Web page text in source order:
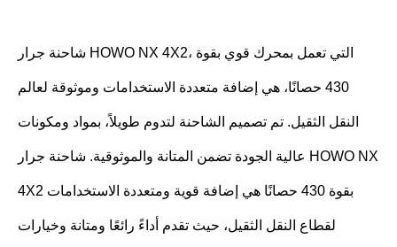
شاحنة جرار HOWO NX 4X2، التي تعمل بمحرك قوي بقوة
430 حصانًا، هي إضافة متعددة الاستخدامات وموثوقة لعالم
النقل الثقيل. تم تصميم الشاحنة لتدوم طويلاً، بمواد ومكونات
عالية الجودة تضمن المتانة والموثوقية. شاحنة جرار HOWO NX
4X2 بقوة 430 حصانًا هي إضافة قوية ومتعددة الاستخدامات
لقطاع النقل الثقيل، حيث تقدم أداءً رائعًا ومتانة وخيارات